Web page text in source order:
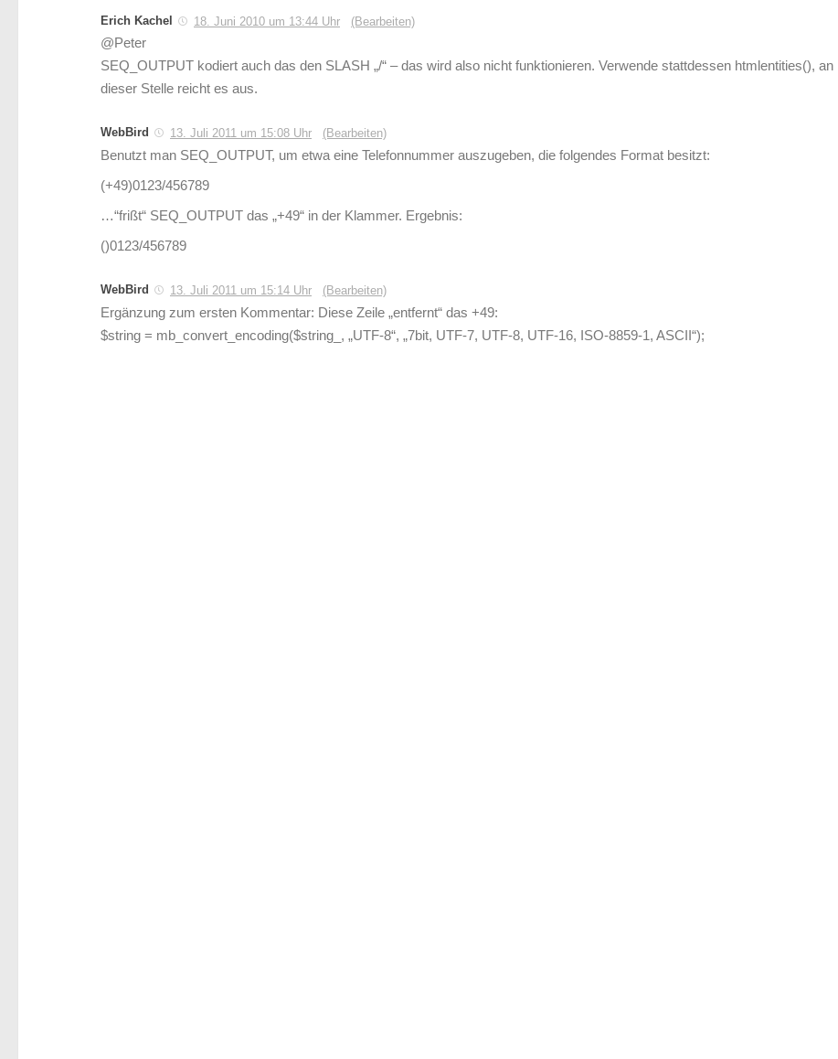
Erich Kachel 18. Juni 2010 um 13:44 Uhr (Bearbeiten)
@Peter
SEQ_OUTPUT kodiert auch das den SLASH „/“ – das wird also nicht funktionieren. Verwende stattdessen htmlentities(), an
dieser Stelle reicht es aus.
WebBird 13. Juli 2011 um 15:08 Uhr (Bearbeiten)
Benutzt man SEQ_OUTPUT, um etwa eine Telefonnummer auszugeben, die folgendes Format besitzt:
(+49)0123/456789
…“frißt“ SEQ_OUTPUT das „+49“ in der Klammer. Ergebnis:
()0123/456789
WebBird 13. Juli 2011 um 15:14 Uhr (Bearbeiten)
Ergänzung zum ersten Kommentar: Diese Zeile „entfernt“ das +49:
$string = mb_convert_encoding($string_, „UTF-8“, „7bit, UTF-7, UTF-8, UTF-16, ISO-8859-1, ASCII“);